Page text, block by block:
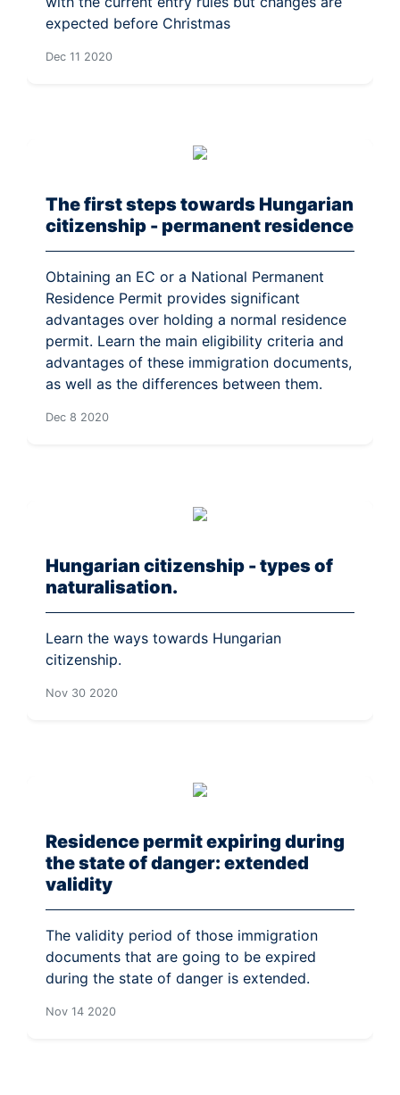
expected before Christmas
Dec 11 2020
The first steps towards Hungarian
citizenship - permanent residence
Obtaining an EC or a National Permanent
Residence Permit provides significant
advantages over holding a normal residence
permit. Learn the main eligibility criteria and
advantages of these immigration documents,
as well as the differences between them.
Dec 8 2020
Hungarian citizenship - types of
naturalisation.
Learn the ways towards Hungarian
citizenship.
Nov 30 2020
Residence permit expiring during
the state of danger: extended
validity
The validity period of those immigration
documents that are going to be expired
during the state of danger is extended.
Nov 14 2020